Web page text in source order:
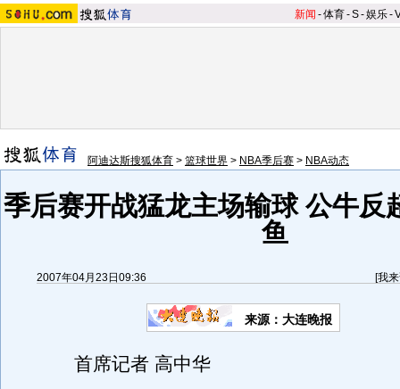
新闻 -体育-S-娱乐-
阿迪达斯搜狐体育 > 篮球世界 > NBA季后赛 > NBA动态
季后赛开战猛龙主场输球 公牛反
鱼
2007年04月23日09:36 [我
来源：大连晚报
首席记者 高中华